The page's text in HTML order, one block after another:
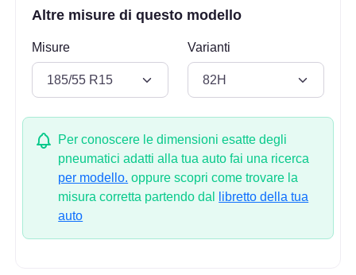
Altre misure di questo modello
Misure Varianti
Per conoscere le dimensioni esatte degli
pneumatici adatti alla tua auto fai una ricerca
per modello. oppure scopri come trovare la
misura corretta partendo dal
libretto della tua
auto